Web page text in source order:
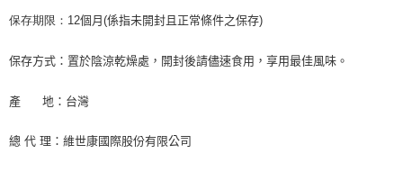
保存期限： 12個月 (係指未開封且正常條件之保存)
保存方式：置於陰涼乾燥處，開封後請儘速食用，享用最佳風味。
產 地：台灣
總 代 理：維世康國際股份有限公司